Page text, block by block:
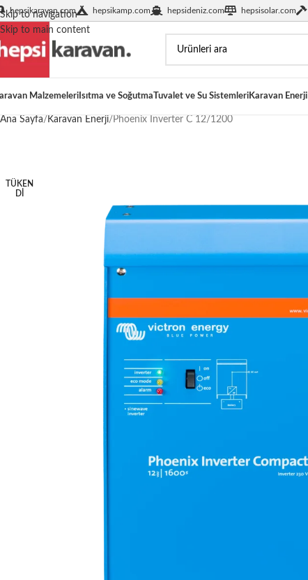
Skip to navigation
Skip to main content
hepsikaravan.com hepsikamp.com hepsideniz.com hepsisolar.com
Malzemeleri Isıtma ve SoğutmaTuvalet ve Su SistemleriKaravan Enerji
Ana Sayfa Karavan Enerji Phoenix Inverter C 12/1200
TÜKEN
DI